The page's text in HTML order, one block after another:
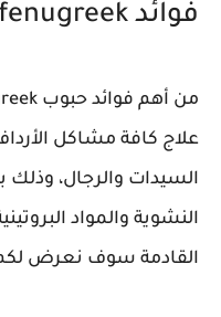
فوائد fenugreek حبوب للأرداف
علاج كافة مشاكل
السيدات والرجال،
النشوية والمواد
القادمة سوف نعرض لكم